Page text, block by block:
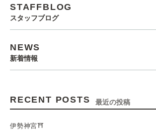
STAFFBLOG
スタッフブログ
NEWS
新着情報
RECENT POSTS 最近の投稿
伊勢神宮⛩️